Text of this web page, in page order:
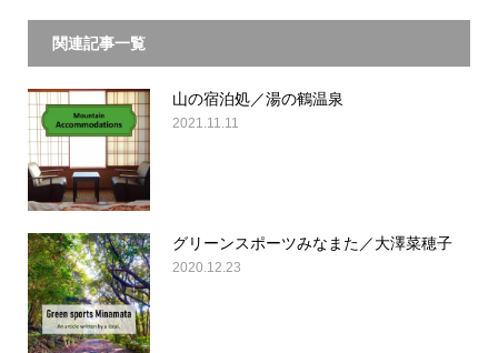
関連記事一覧
山の宿泊処／湯の鶴温泉
2021.11.11
グリーンスポーツみなまた／大澤菜穂子
2020.12.23